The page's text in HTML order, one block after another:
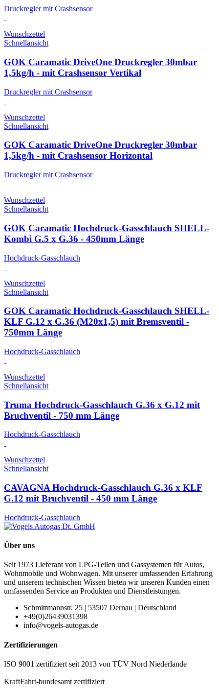
Druckregler mit Crashsensor
Wunschzettel
Schnellansicht
GOK Caramatic DriveOne Druckregler 30mbar
1,5kg/h - mit Crashsensor Vertikal
Druckregler mit Crashsensor
Wunschzettel
Schnellansicht
GOK Caramatic DriveOne Druckregler 30mbar
1,5kg/h - mit Crashsensor Horizontal
Druckregler mit Crashsensor
Wunschzettel
Schnellansicht
GOK Caramatic Hochdruck-Gasschlauch SHELL-
Kombi G.5 x G.36 - 450mm Länge
Hochdruck-Gasschlauch
Wunschzettel
Schnellansicht
GOK Caramatic Hochdruck-Gasschlauch SHELL-
KLF G.12 x G.36 (M20x1,5) mit Bremsventil -
750mm Länge
Hochdruck-Gasschlauch
Wunschzettel
Schnellansicht
Truma Hochdruck-Gasschlauch G.36 x G.12 mit
Bruchventil - 750 mm Länge
Hochdruck-Gasschlauch
Wunschzettel
Schnellansicht
CAVAGNA Hochdruck-Gasschlauch G.36 x KLF
G.12 mit Bruchventil - 450 mm Länge
Hochdruck-Gasschlauch
Über uns
Seit 1973 Lieferant von LPG-Teilen und Gassystemen für Autos,
Wohnmobile und Wohnwagen. Mit unserer umfassenden Erfahrung
und unserem technischen Wissen bieten wir unseren Kunden einen
umfassenden Service an Produkten und Dienstleistungen.
Schmittmannstr. 25 | 53507 Dernau | Deutschland
+49(0)26439031398
info@vogels-autogas.de
Zertifizierungen
ISO 9001 zertifiziert seit 2013 von TÜV Nord Niederlande
KraftFahrt-bundesamt zertifiziert